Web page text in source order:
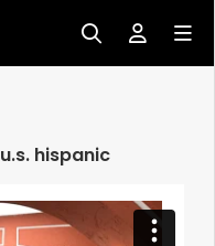
u.s. hispanic